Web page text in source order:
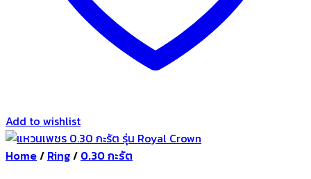
Add to wishlist
Home/ Ring/ 0.30 กะรัต